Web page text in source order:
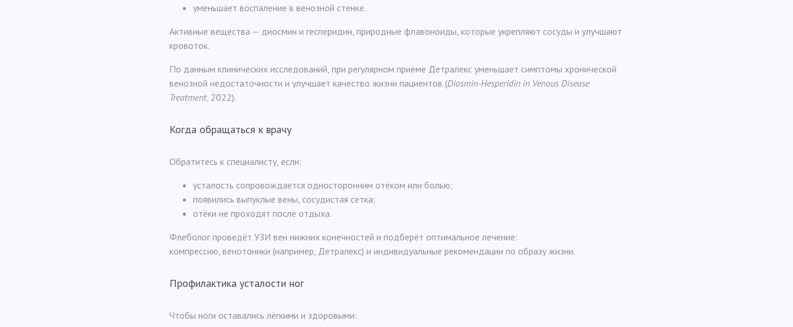
уменьшает воспаление в венозной стенке.
Активные вещества — диосмин и гесперидин, природные флавоноиды, которые укрепляют сосуды и улучшают
кровоток.
По данным клинических исследований, при регулярном приёме Детралекс уменьшает симптомы хронической
венозной недостаточности и улучшает качество жизни пациентов (Diosmin-Hesperidin in Venous Disease
Treatment, 2022).
Когда обращаться к врачу
Обратитесь к специалисту, если:
усталость сопровождается односторонним отёком или болью;
появились выпуклые вены, сосудистая сетка;
отёки не проходят после отдыха.
Флеболог проведёт УЗИ вен нижних конечностей и подберёт оптимальное лечение:
компрессию, венотоники (например, Детралекс) и индивидуальные рекомендации по образу жизни.
Профилактика усталости ног
Чтобы ноги оставались лёгкими и здоровыми: